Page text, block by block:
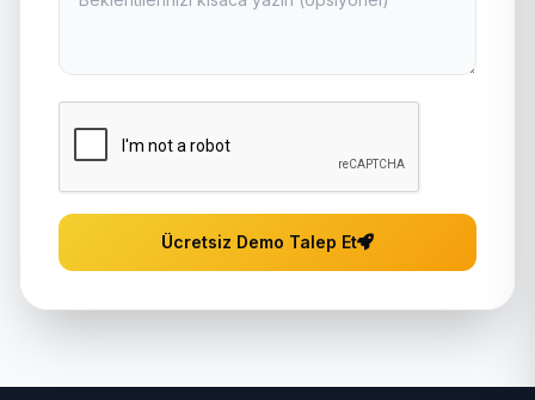
Ücretsiz Demo Talep Et